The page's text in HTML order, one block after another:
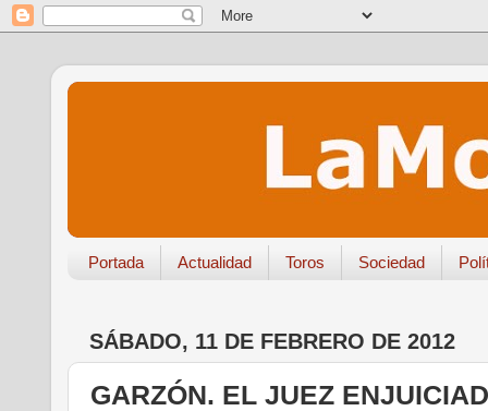
Portada Actualidad Toros Sociedad
SÁBADO, 11 DE FEBRERO DE 2012
GARZÓN. EL JUEZ